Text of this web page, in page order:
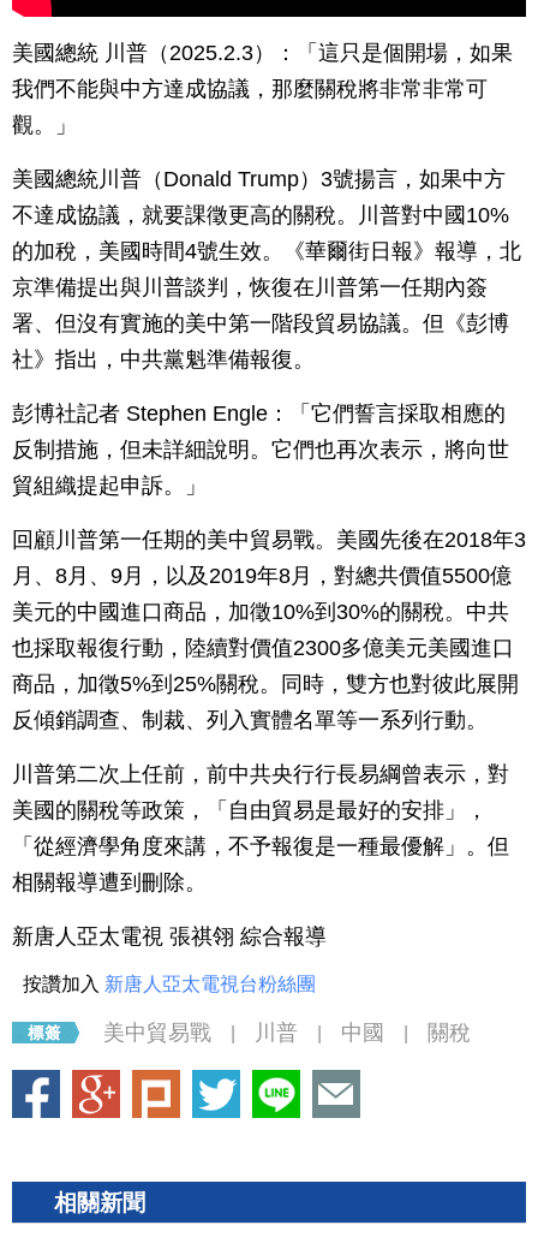
美國總統 川普（2025.2.3）：「這只是個開場，如果
我們不能與中方達成協議，那麼關稅將非常非常可
觀。」
美國總統川普（Donald Trump）3號揚言，如果中方
不達成協議，就要課徵更高的關稅。川普對中國10%
的加稅，美國時間4號生效。《華爾街日報》報導，北
京準備提出與川普談判，恢復在川普第一任期內簽
署、但沒有實施的美中第一階段貿易協議。但《彭博
社》指出，中共黨魁準備報復。
彭博社記者 Stephen Engle：「它們誓言採取相應的
反制措施，但未詳細說明。它們也再次表示，將向世
貿組織提起申訴。」
回顧川普第一任期的美中貿易戰。美國先後在2018年3
月、8月、9月，以及2019年8月，對總共價值5500億
美元的中國進口商品，加徵10%到30%的關稅。中共
也採取報復行動，陸續對價值2300多億美元美國進口
商品，加徵5%到25%關稅。同時，雙方也對彼此展開
反傾銷調查、制裁、列入實體名單等一系列行動。
川普第二次上任前，前中共央行行長易綱曾表示，對
美國的關稅等政策，「自由貿易是最好的安排」，
「從經濟學角度來講，不予報復是一種最優解」。但
相關報導遭到刪除。
新唐人亞太電視 張祺翎 綜合報導
按讚加入 新唐人亞太電視台粉絲團
美中貿易戰 川普 中國 關稅
相關新聞